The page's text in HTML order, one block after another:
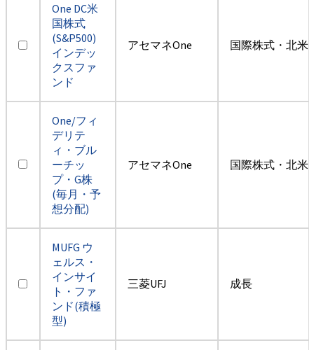
One DC米
国株式
(S&P500)
インデッ
クスファ
ンド
アセマネOne 国際株式・北米
One/フィ
デリテ
ィ・ブル
ーチッ
プ・G株
(毎月・予
想分配)
アセマネOne 国際株式・北米
MUFG ウ
ェルス・
インサイ
ト・ファ
ンド(積極
型)
三菱UFJ 成長